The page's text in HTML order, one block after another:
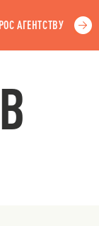
АГЕНТСТВУ